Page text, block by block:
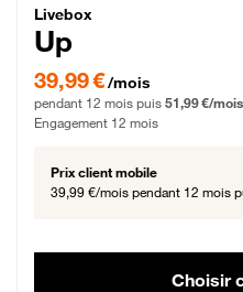
Livebox Up Fibre
Livebox
Up
39,99 € par mois pendant 12
39,99 €/mois
pendant 12 mois puis 51,99 €/mois
Engagement 12 mois
Prix client mobile
39,99 €/mois pendant 12 mois
Choisir